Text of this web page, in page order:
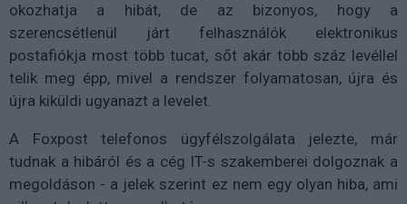
okozhatja a hibát, de az bizonyos, hogy a
szerencsétlenül járt felhasználók elektronikus
postafiókja most több tucat, sőt akár több száz levéllel
telik meg épp, mivel a rendszer folyamatosan, újra és
újra kiküldi ugyanazt a levelet.
A Foxpost telefonos ügyfélszolgálata jelezte, már
tudnak a hibáról és a cég IT-s szakemberei dolgoznak a
megoldáson - a jelek szerint ez nem egy olyan hiba, ami